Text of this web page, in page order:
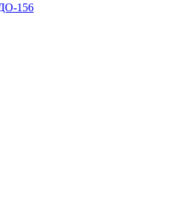
156